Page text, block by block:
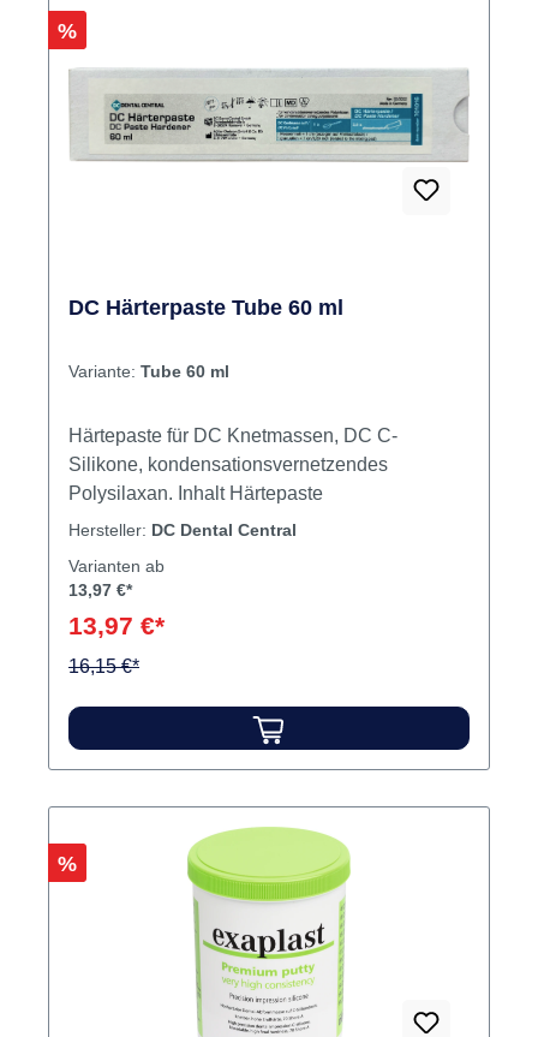
Rabatt
%
DC Härterpaste Tube 60 ml
Variante: Tube 60 ml
Härtepaste für DC Knetmassen, DC C-
Silikone, kondensationsvernetzendes
Polysilaxan. Inhalt Härtepaste
Hersteller: DC Dental Central
Varianten ab
13,97 €*
13,97 €*
16,15 €*
Rabatt
%